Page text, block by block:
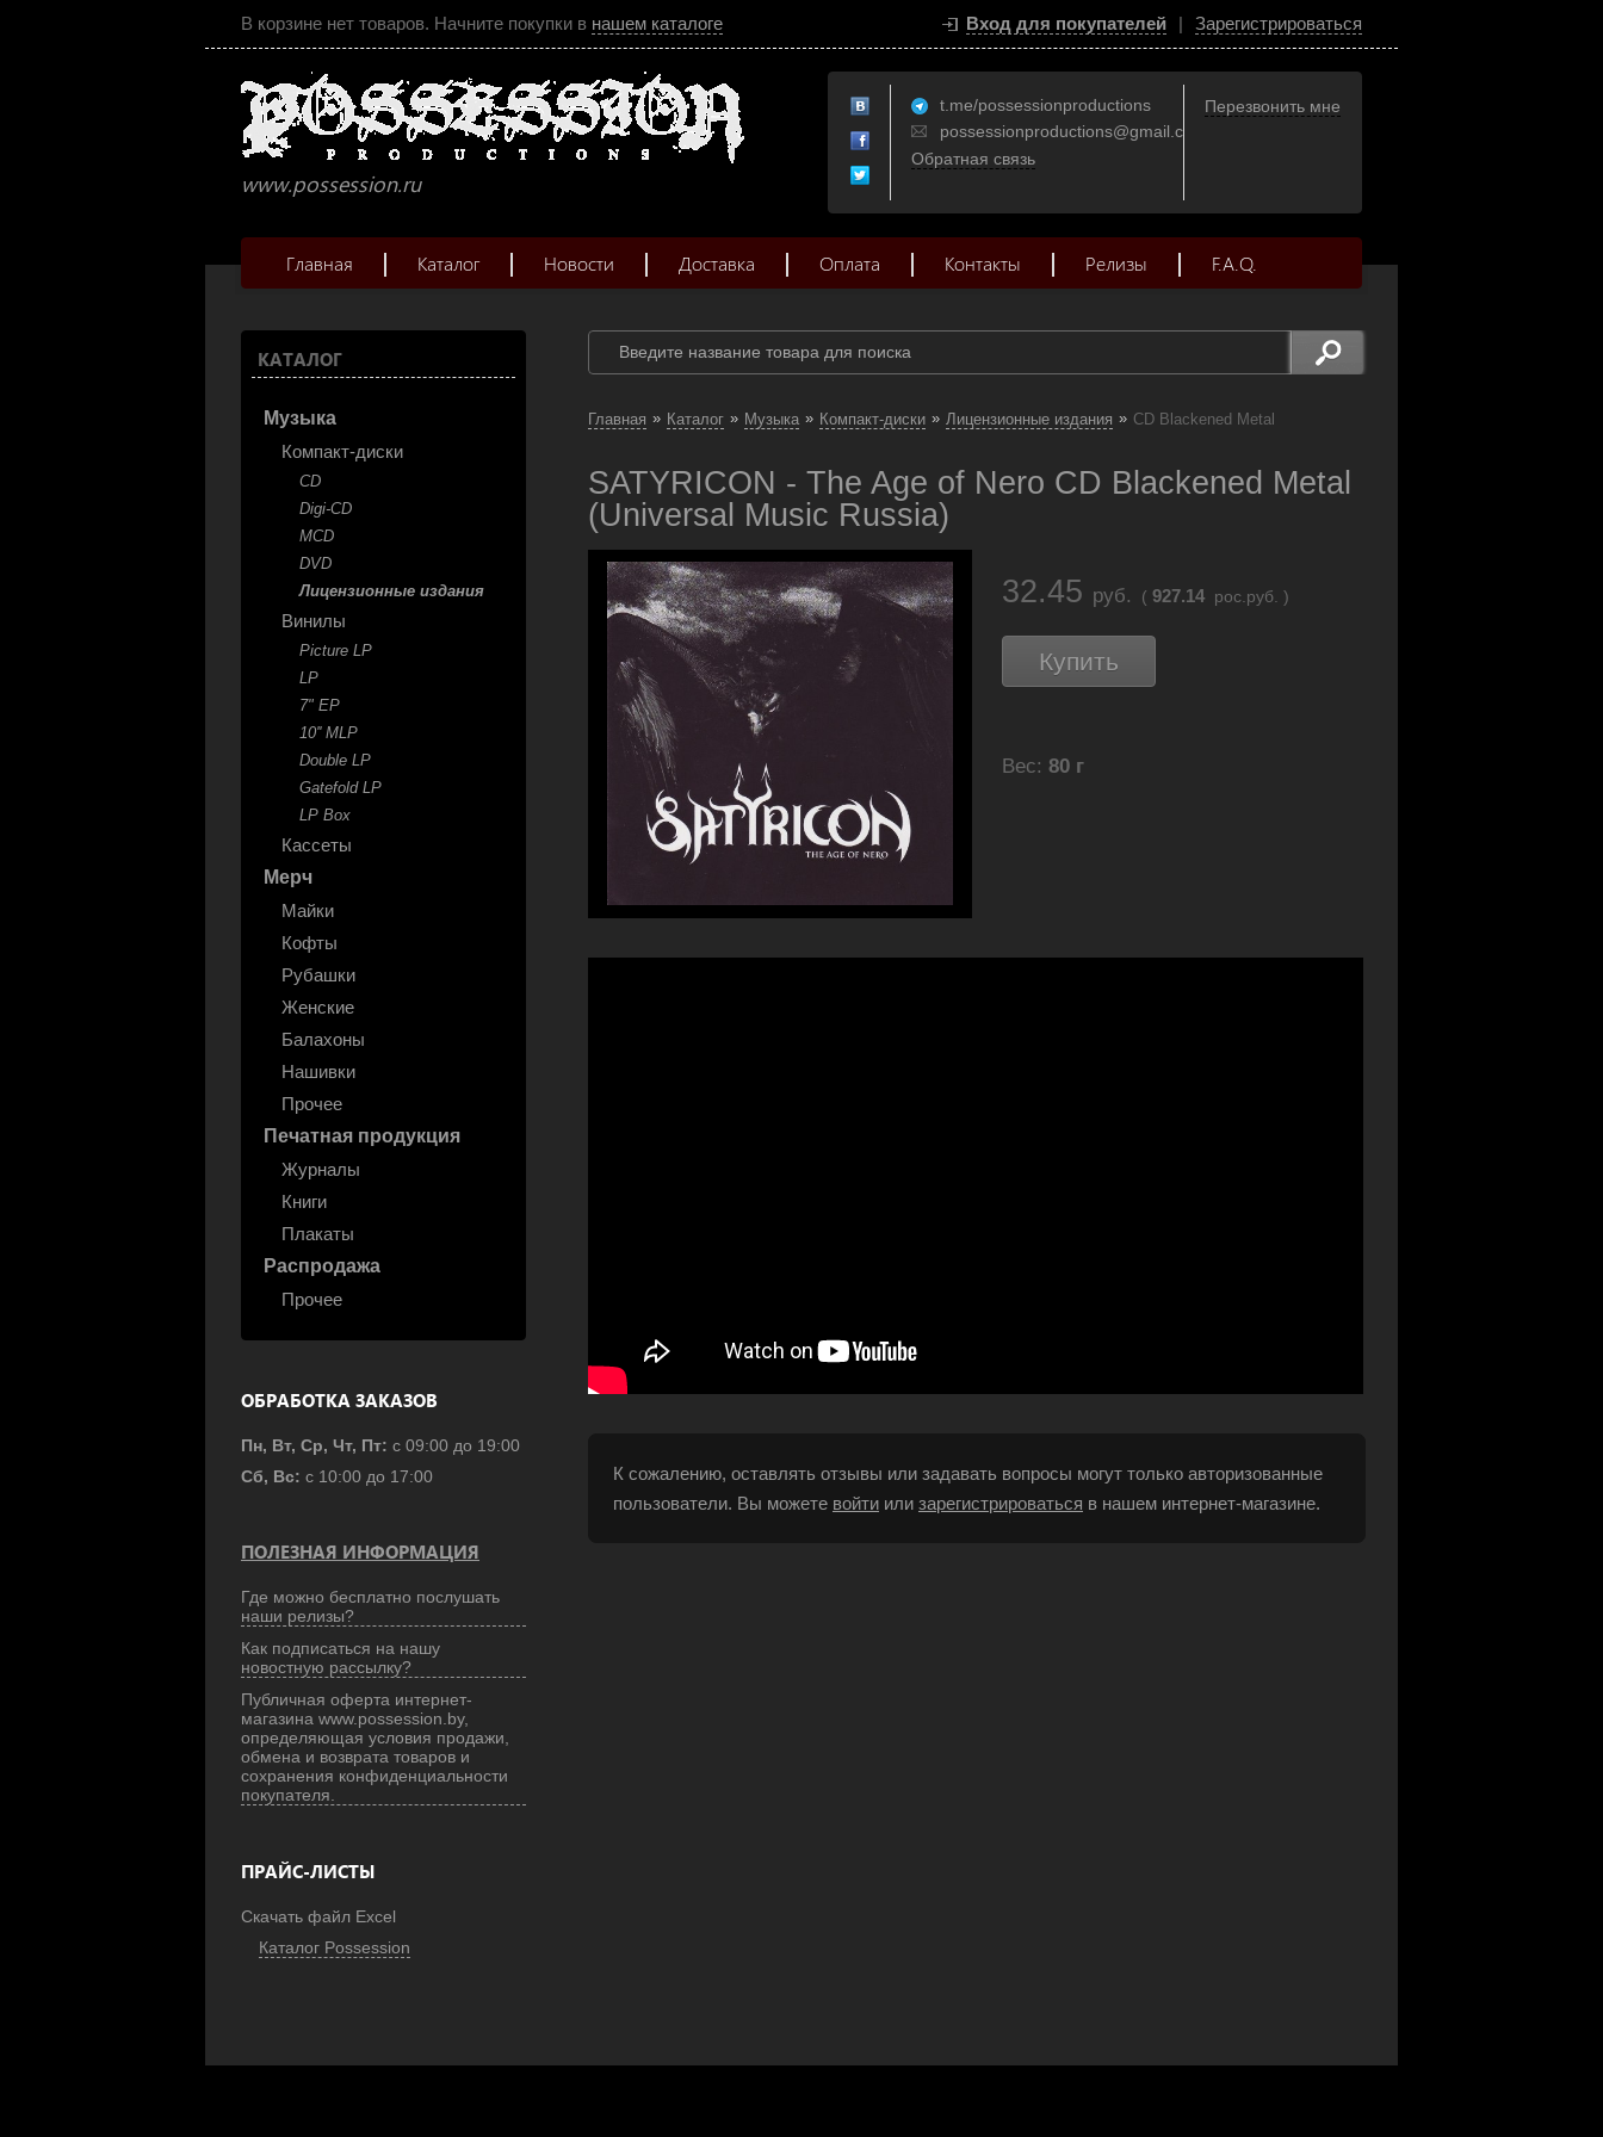
В корзине нет товаров. Начните покупки в нашем каталоге Вход для покупателей | Зарегистрироваться
www.possession.ru
t.me/possessionproductions
possessionproductions@gmail.com
Обратная связь
Перезвонить мне
Главная Каталог Новости Доставка Оплата Контакты Релизы F.A.Q.
КАТАЛОГ
Музыка
Компакт-диски
CD
Digi-CD
MCD
DVD
Лицензионные издания
Винилы
Picture LP
LP
7" EP
10'' MLP
Double LP
Gatefold LP
LP Box
Кассеты
Мерч
Майки
Кофты
Рубашки
Женские
Балахоны
Нашивки
Прочее
Печатная продукция
Журналы
Книги
Плакаты
Распродажа
Прочее
ОБРАБОТКА ЗАКАЗОВ
Пн, Вт, Ср, Чт, Пт: с 09:00 до 19:00
Сб, Вс: с 10:00 до 17:00
ПОЛЕЗНАЯ ИНФОРМАЦИЯ
Где можно бесплатно послушать
наши релизы?
Как подписаться на нашу
новостную рассылку?
Публичная оферта интернет-
магазина www.possession.by,
определяющая условия продажи,
обмена и возврата товаров и
сохранения конфиденциальности
покупателя.
ПРАЙС-ЛИСТЫ
Скачать файл Excel
Каталог Possession
Главная » Каталог » Музыка » Компакт-диски » Лицензионные издания » CD Blackened Metal
SATYRICON - The Age of Nero CD Blackened Metal
(Universal Music Russia)
32.45 руб. ( 927.14 рос.руб. )
Купить
Вес: 80 г
К сожалению, оставлять отзывы или задавать вопросы могут только авторизованные
пользователи. Вы можете войти или зарегистрироваться в нашем интернет-магазине.